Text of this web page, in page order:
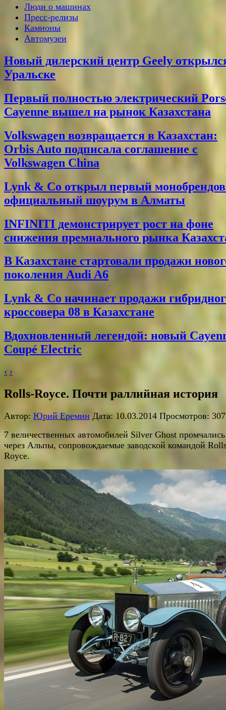
Люди о машинах
Пресс-релизы
Камионы
Автомузеи
Новый дилерский центр Geely
Уральске
Первый полностью электрический
Cayenne вышел на рынок Казахстана
Volkswagen возвращается в Казахстан:
Orbis Auto подписала соглашение с
Volkswagen China
Lynk & Co открыл первый
официальный шоурум в Алматы
INFINITI демонстрирует рост на фоне
снижения премиального рынка
В Казахстане стартовали продажи
поколения Audi A6
Lynk & Co начинает продажи
кроссовера 08 в Казахстане
Вдохновленный легендой: новый
Coupé Electric
‹ ›
Rolls-Royce. Почти раллийная история
Автор: Юрий Еремин Дата: 10.03.2014 Просмотров:
7 величественных автомобилей Silver Ghost промчались
через Альпы, сопровождаемые заводской командой
Royce.